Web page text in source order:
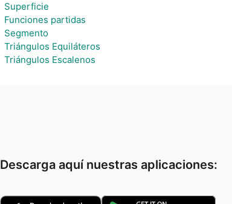
Superficie
Funciones partidas
Segmento
Triángulos Equiláteros
Triángulos Escalenos
Descarga aquí nuestras aplicaciones: